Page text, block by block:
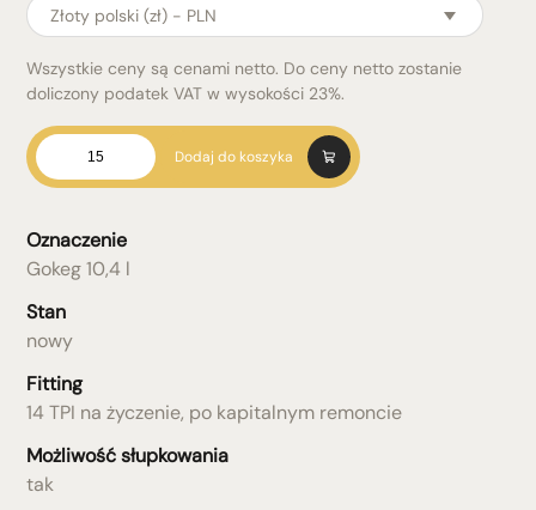
Złoty polski (zł) - PLN
Wszystkie ceny są cenami netto. Do ceny netto zostanie
doliczony podatek VAT w wysokości 23%.
ilość
Gokeg
10,4
Dodaj do koszyka
Oznaczenie
Gokeg 10,4 l
Stan
nowy
Fitting
14 TPI na życzenie, po kapitalnym remoncie
Możliwość słupkowania
tak